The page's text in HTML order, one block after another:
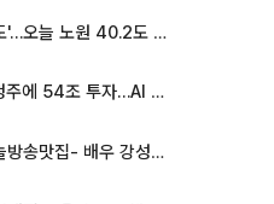
오늘 노원 40.2도 기록
SK하이닉스, 용인·청주에 54조 투자…AI 메모리 생산기지 키운다
'2TV 생생정보' 오늘방송맛집- 배우 강성진 단골! 쌀국수ㆍ푸팟퐁 커리 맛집 '블○○○'